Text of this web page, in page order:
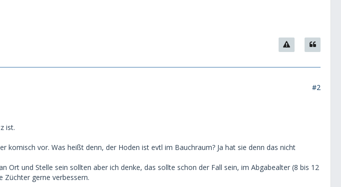
#2
ist.
komisch vor. Was heißt denn, der Hoden ist evtl im Bauchraum? Ja hat sie denn das nicht
Ort und Stelle sein sollten aber ich denke, das sollte schon der Fall sein, im Abgabealter (8 bis 12
Züchter gerne verbessern.